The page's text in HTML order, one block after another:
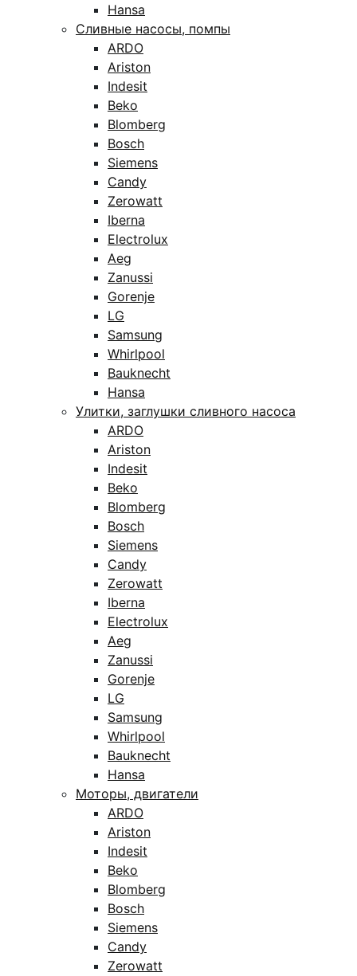
Hansa
Сливные насосы, помпы
ARDO
Ariston
Indesit
Beko
Blomberg
Bosch
Siemens
Candy
Zerowatt
Iberna
Electrolux
Aeg
Zanussi
Gorenje
LG
Samsung
Whirlpool
Bauknecht
Hansa
Улитки, заглушки сливного насоса
ARDO
Ariston
Indesit
Beko
Blomberg
Bosch
Siemens
Candy
Zerowatt
Iberna
Electrolux
Aeg
Zanussi
Gorenje
LG
Samsung
Whirlpool
Bauknecht
Hansa
Моторы, двигатели
ARDO
Ariston
Indesit
Beko
Blomberg
Bosch
Siemens
Candy
Zerowatt